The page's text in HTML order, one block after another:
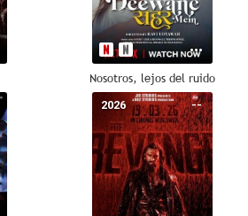
Nosotros, lejos del ruido
--
2026